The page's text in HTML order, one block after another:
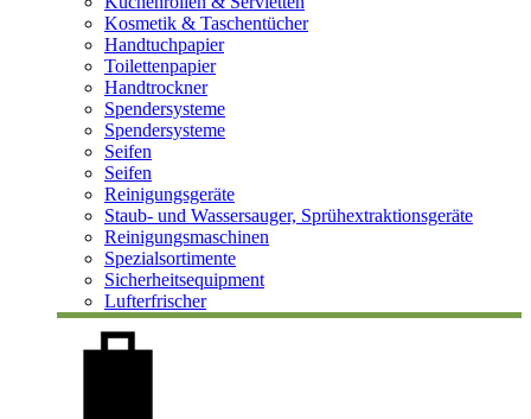
Kosmetik & Taschentücher
Handtuchpapier
Toilettenpapier
Handtrockner
Spendersysteme
Spendersysteme
Seifen
Seifen
Reinigungsgeräte
Staub- und Wassersauger, Sprühextraktionsgeräte
Reinigungsmaschinen
Spezialsortimente
Sicherheitsequipment
Lufterfrischer